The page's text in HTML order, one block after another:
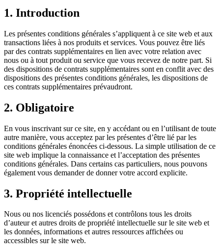
1. Introduction
Les présentes conditions générales s’appliquent à ce site web et aux
transactions liées à nos produits et services. Vous pouvez être liés
par des contrats supplémentaires en lien avec votre relation avec
nous ou à tout produit ou service que vous recevez de notre part. Si
des dispositions de contrats supplémentaires sont en conflit avec des
dispositions des présentes conditions générales, les dispositions de
ces contrats supplémentaires prévaudront.
2. Obligatoire
En vous inscrivant sur ce site, en y accédant ou en l’utilisant de toute
autre manière, vous acceptez par les présentes d’être lié par les
conditions générales énoncées ci-dessous. La simple utilisation de ce
site web implique la connaissance et l’acceptation des présentes
conditions générales. Dans certains cas particuliers, nous pouvons
également vous demander de donner votre accord explicite.
3. Propriété intellectuelle
Nous ou nos licenciés possédons et contrôlons tous les droits
d’auteur et autres droits de propriété intellectuelle sur le site web et
les données, informations et autres ressources affichées ou
accessibles sur le site web.